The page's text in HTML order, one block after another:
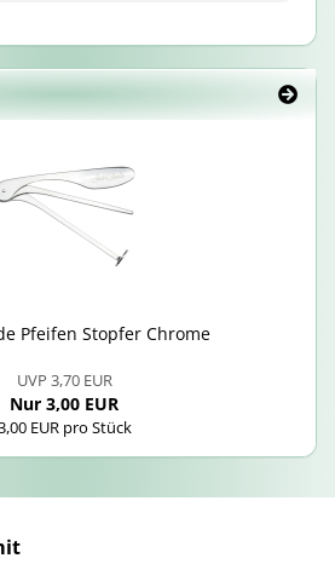
Pfei­fen Stop­fer Chro­me
UVP 3,70 EUR
Nur 3,00 EUR
EUR pro Stück